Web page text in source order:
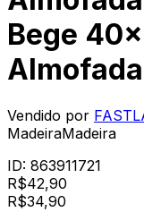
Bege
Vendido por
MadeiraMadeira
ID: 863911721
R$42,90
R$34,90